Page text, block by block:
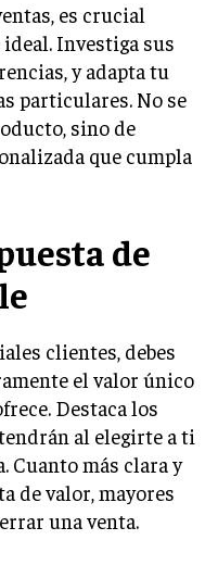
es crucial
Investiga sus
y adapta tu
particulares. No se
sino de
que cumpla
de
clientes, debes
el valor único
Destaca los
al elegirte a ti
Cuanto más clara y
de valor, mayores
una venta.